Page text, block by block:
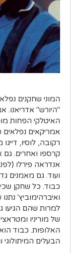
המוני שחקנים
"היורש" אדריאנו.
האיטלקי הפחות
אמריקאים נפלאים
רקובה, לוסיו,
קרספו ואחרים. גם
אנדראה פירלו
ועוד. גם מאמנים
כבוד. כל שחקן
ואיברהימוביץ'
למרות שהם הגיעו
של מוריניו
האלופות. כבוד
הבעלים המיתולוגי